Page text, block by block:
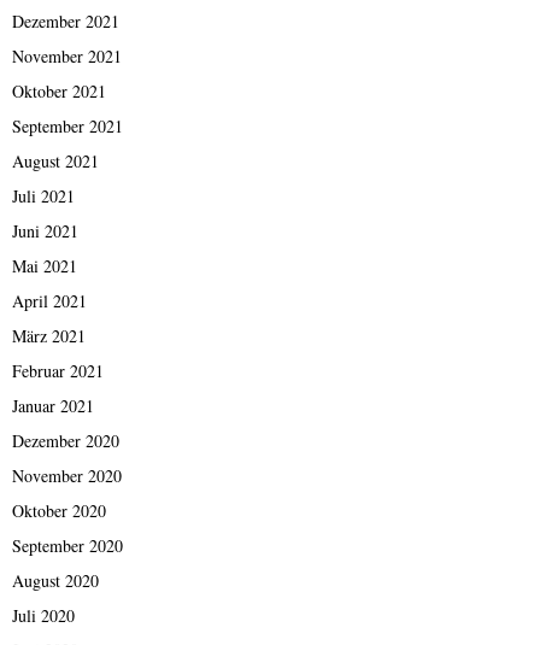
Dezember 2021
November 2021
Oktober 2021
September 2021
August 2021
Juli 2021
Juni 2021
Mai 2021
April 2021
März 2021
Februar 2021
Januar 2021
Dezember 2020
November 2020
Oktober 2020
September 2020
August 2020
Juli 2020